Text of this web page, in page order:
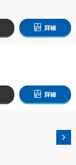
詳細
詳細